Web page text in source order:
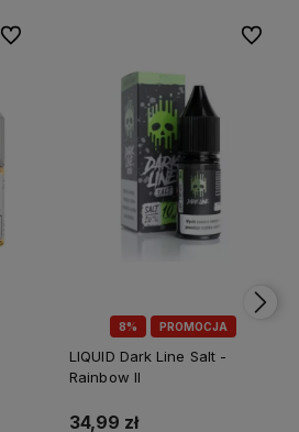
Do ulubionych
8% PROMOCJA
LIQUID Dark Line Salt -
Rainbow II
34,99 zł
Do